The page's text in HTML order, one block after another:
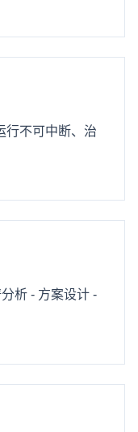
行不可中断、治
析 - 方案设计 -